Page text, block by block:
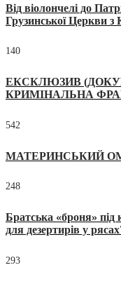
Від віолончелі до
Грузинської Церкви
140
ЕКСКЛЮЗИВ
КРИМІНАЛЬНА
542
МАТЕРИНСЬКИЙ
248
Братська «броня»
для дезертирів у
293